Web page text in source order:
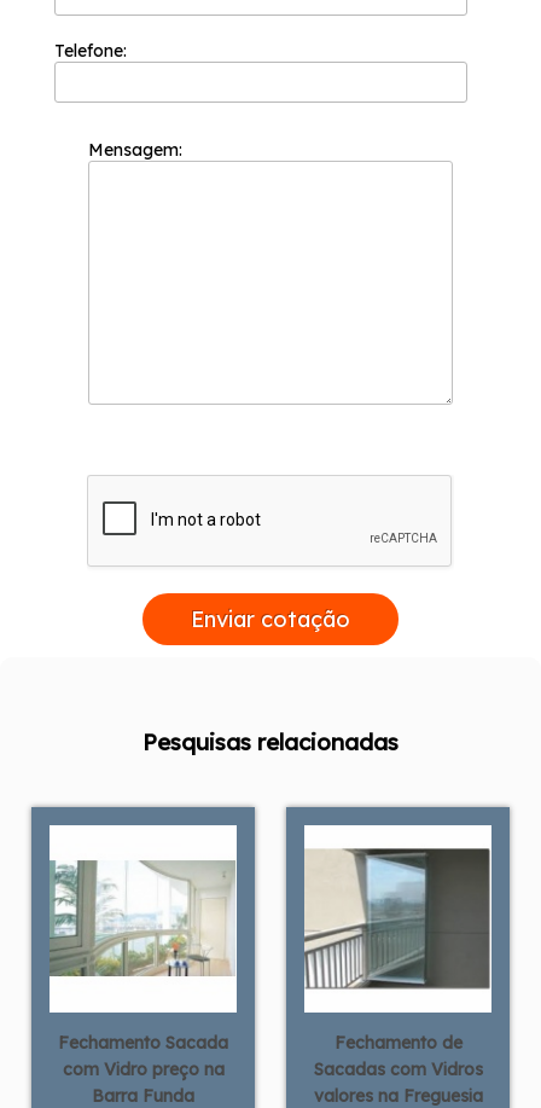
Telefone:
Mensagem:
Enviar cotação
Pesquisas relacionadas
Fechamento Sacada
com Vidro preço na
Barra Funda
Fechamento de
Sacadas com Vidros
valores na Freguesia